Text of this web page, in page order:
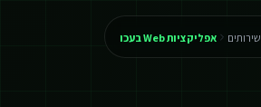
שירותים אפליקציות Web בעכו